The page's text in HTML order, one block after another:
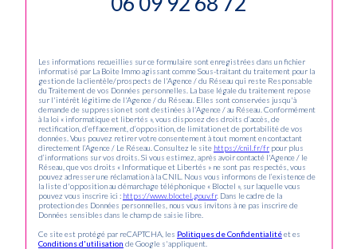
Les informations recueillies sur ce formulaire sont enregistrées dans un fichier
informatisé par La Boite Immo agissant comme Sous-traitant du traitement pour la
gestion de la clientèle/prospects de l'Agence / du Réseau qui reste Responsable
du Traitement de vos Données personnelles. La base légale du traitement repose
sur l'intérêt légitime de l'Agence / du Réseau. Elles sont conservées jusqu'à
demande de suppression et sont destinées à l'Agence / au Réseau. Conformément
à la loi « informatique et libertés », vous disposez des droits d’accès, de
rectification, d’effacement, d’opposition, de limitation et de portabilité de vos
données. Vous pouvez retirer votre consentement à tout moment en contactant
directement l’Agence / Le Réseau. Consultez le site https://cnil.fr/fr pour plus
d’informations sur vos droits. Si vous estimez, après avoir contacté l'Agence / le
Réseau, que vos droits « Informatique et Libertés » ne sont pas respectés, vous
pouvez adresser une réclamation à la CNIL. Nous vous informons de l’existence de
la liste d'opposition au démarchage téléphonique « Bloctel », sur laquelle vous
pouvez vous inscrire ici : https://www.bloctel.gouv.fr. Dans le cadre de la
protection des Données personnelles, nous vous invitons à ne pas inscrire de
Données sensibles dans le champ de saisie libre.
Ce site est protégé par reCAPTCHA, les Politiques de Confidentialitéet es
Conditions d'utilisation de Google s'appliquent.